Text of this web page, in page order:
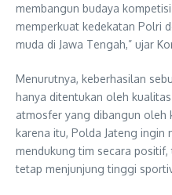
membangun budaya
memperkuat kedekatan Polri
muda di Jawa Tengah,” ujar
Menurutnya, keberhasilan
hanya ditentukan oleh
atmosfer yang dibangun oleh
karena itu, Polda Jateng ingin
mendukung tim secara
tetap menjunjung tinggi